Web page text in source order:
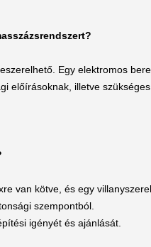
Egy elektromos
előírásoknak, illetve
van kötve, és egy
szempontból.
igényét és ajánlását.